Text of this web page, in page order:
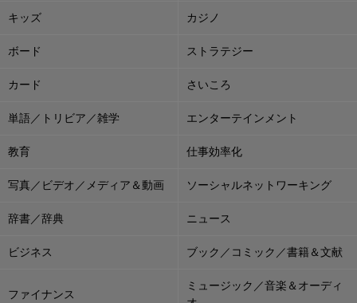
キッズ カジノ
ボード ストラテジー
カード さいころ
単語／トリビア／雑学 エンターテインメント
教育 仕事効率化
写真／ビデオ／メディア＆動画 ソーシャルネットワーキング
辞書／辞典 ニュース
ビジネス ブック／コミック／書籍＆文献
ファイナンス
ミュージック／音楽＆オーディ